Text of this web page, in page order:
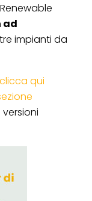
ad
impianti da
clicca qui